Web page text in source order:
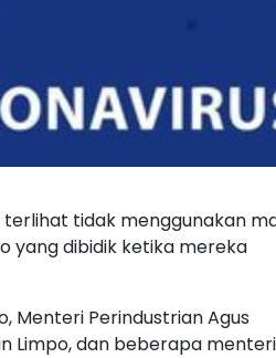
tidak menggunakan
yang dibidik ketika mereka
Menteri Perindustrian Agus
Limpo, dan beberapa menteri